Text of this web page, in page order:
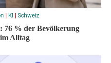
KI Schweiz
76 % der Bevölkerung
Alltag